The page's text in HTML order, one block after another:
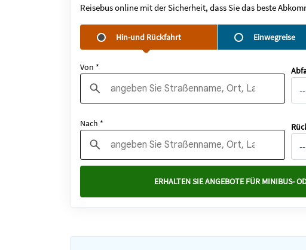
Reisebus online mit der Sicherheit, dass Sie das beste
Hin-und Rückfahrt Einwegreise
Von *
Nach *
ERHALTEN SIE ANGEBOTE FÜR MINIBUS-